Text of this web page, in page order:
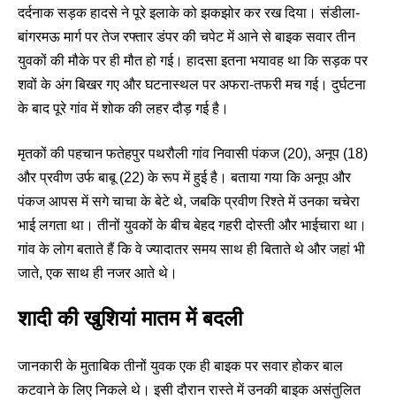
दर्दनाक सड़क हादसे ने पूरे इलाके को झकझोर कर रख दिया। संडीला-
बांगरमऊ मार्ग पर तेज रफ्तार डंपर की चपेट में आने से बाइक सवार तीन
युवकों की मौके पर ही मौत हो गई। हादसा इतना भयावह था कि सड़क पर
शवों के अंग बिखर गए और घटनास्थल पर अफरा-तफरी मच गई। दुर्घटना
के बाद पूरे गांव में शोक की लहर दौड़ गई है।
मृतकों की पहचान फतेहपुर पथरौली गांव निवासी पंकज (20), अनूप (18)
और प्रवीण उर्फ बाबू (22) के रूप में हुई है। बताया गया कि अनूप और
पंकज आपस में सगे चाचा के बेटे थे, जबकि प्रवीण रिश्ते में उनका चचेरा
भाई लगता था। तीनों युवकों के बीच बेहद गहरी दोस्ती और भाईचारा था।
गांव के लोग बताते हैं कि वे ज्यादातर समय साथ ही बिताते थे और जहां भी
जाते, एक साथ ही नजर आते थे।
शादी की खुशियां मातम में बदली
जानकारी के मुताबिक तीनों युवक एक ही बाइक पर सवार होकर बाल
कटवाने के लिए निकले थे। इसी दौरान रास्ते में उनकी बाइक असंतुलित